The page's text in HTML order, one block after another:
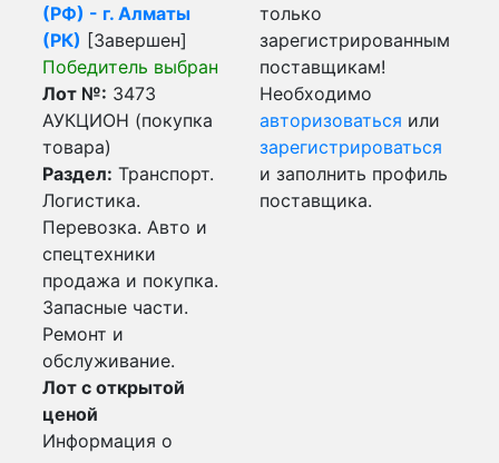
(РФ) - г. Алматы
(РК) [Завершен]
Победитель выбран
Лот №: 3473
АУКЦИОН (покупка
товара)
Раздел: Транспорт.
Логистика.
Перевозка. Авто и
спецтехники
продажа и покупка.
Запасные части.
Ремонт и
обслуживание.
Лот с открытой
ценой
Информация о
только
зарегистрированным
поставщикам!
Необходимо
авторизоваться или
зарегистрироваться
и заполнить профиль
поставщика.